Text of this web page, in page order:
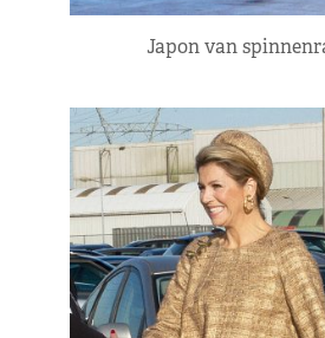
Japon van